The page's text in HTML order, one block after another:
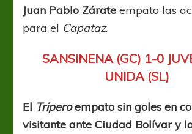
Juan Pablo Zárate empato las
para el Capataz.
SANSINENA (GC) 1-0
UNIDA (SL)
El Triperoempato sin goles en
visitante ante Ciudad Bolívar y